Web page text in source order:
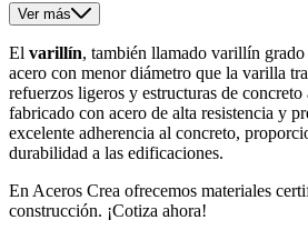
Ver más
El varillín, también llamado varillín
acero con menor diámetro que la varilla
refuerzos ligeros y estructuras de concreto
fabricado con acero de alta resistencia y
excelente adherencia al concreto,
durabilidad a las edificaciones.
En Aceros Crea ofrecemos materiales
construcción. ¡Cotiza ahora!